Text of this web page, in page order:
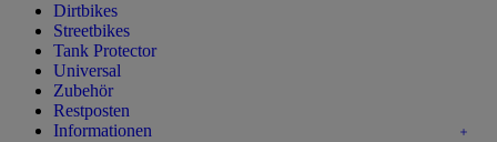
Dirtbikes
Streetbikes
Tank Protector
Universal
Zubehör
Restposten
Informationen